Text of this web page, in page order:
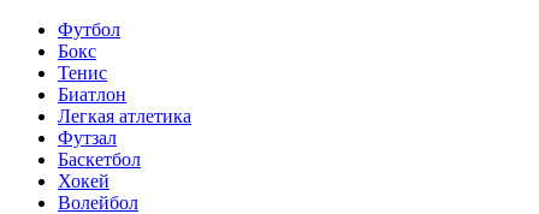
Футбол
Бокс
Тенис
Биатлон
Легкая атлетика
Футзал
Баскетбол
Хокей
Волейбол